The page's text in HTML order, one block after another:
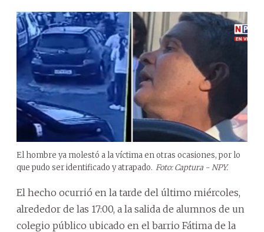
El hombre ya molestó a la víctima en otras ocasiones, por lo
que pudo ser identificado y atrapado. Foto: Captura - NPY.
El hecho ocurrió en la tarde del último miércoles,
alrededor de las 17:00, a la salida de alumnos de un
colegio público ubicado en el barrio Fátima de la